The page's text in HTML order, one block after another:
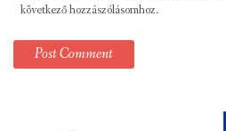
következő hozzászólásomhoz.